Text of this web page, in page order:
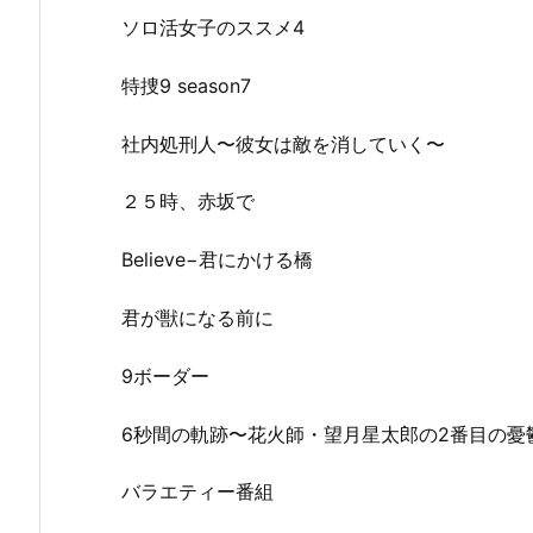
ソロ活女子のススメ4
特捜9 season7
社内処刑人〜彼女は敵を消していく〜
２５時、赤坂で
Believe−君にかける橋
君が獣になる前に
9ボーダー
6秒間の軌跡〜花火師・望月星太郎の2番目の憂
バラエティー番組